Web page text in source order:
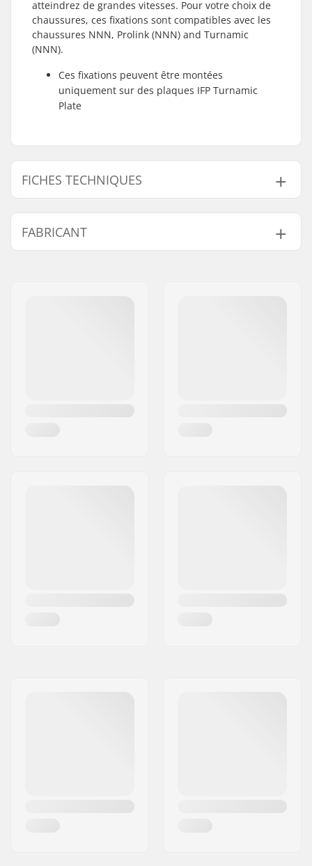
atteindrez de grandes vitesses. Pour votre choix de
chaussures, ces fixations sont compatibles avec les
chaussures NNN, Prolink (NNN) and Turnamic
(NNN).
Ces fixations peuvent être montées
uniquement sur des plaques IFP Turnamic
Plate
FICHES TECHNIQUES
Catégorie de ski:
Classique
Chaussures
compatibles:
Turnamic (NNN)
FABRICANT